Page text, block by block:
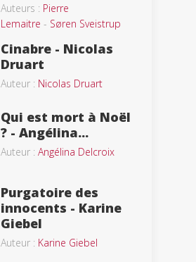
Auteurs : Pierre
Lemaitre - Søren Sveistrup
Cinabre - Nicolas
Druart
Auteur : Nicolas Druart
Qui est mort à Noël
? - Angélina...
Auteur : Angélina Delcroix
Purgatoire des
innocents - Karine
Giebel
Auteur : Karine Giebel